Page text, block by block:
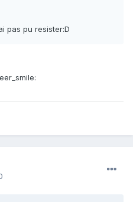
pas pu resister:D